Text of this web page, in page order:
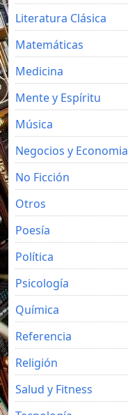
Literatura Clásica
Matemáticas
Medicina
Mente y Espíritu
Música
Negocios y Economia
No Ficción
Otros
Poesía
Política
Psicología
Química
Referencia
Religión
Salud y Fitness